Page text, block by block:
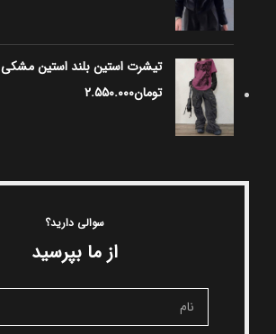
تیشرت استین بلند استین مشکی
تومان۲.۵۵۰.۰۰۰
سوالی دارید؟
از ما بپرسید